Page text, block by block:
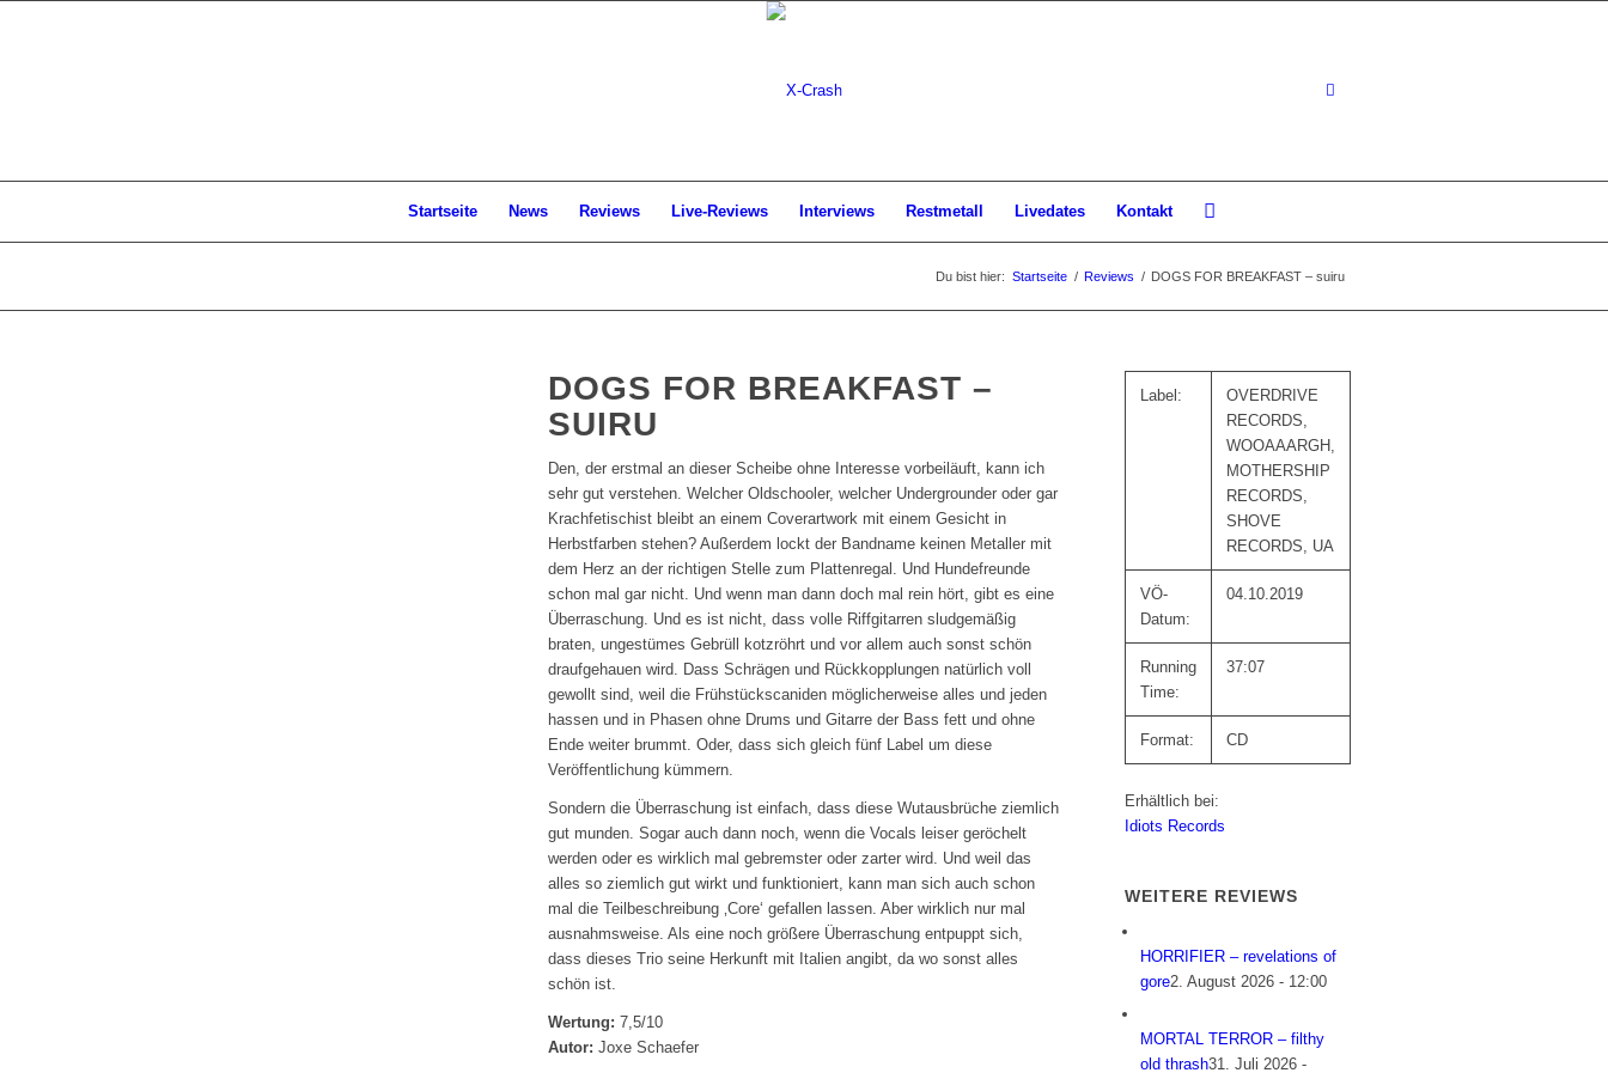
Startseite News Reviews Live-Reviews Interviews Restmetall Livedates Kontakt
Du bist hier: Startseite / Reviews / DOGS FOR BREAKFAST – suiru
DOGS FOR BREAKFAST –
SUIRU
Den, der erstmal an dieser Scheibe ohne Interesse vorbeiläuft, kann ich
sehr gut verstehen. Welcher Oldschooler, welcher Undergrounder oder gar
Krachfetischist bleibt an einem Coverartwork mit einem Gesicht in
Herbstfarben stehen? Außerdem lockt der Bandname keinen Metaller mit
dem Herz an der richtigen Stelle zum Plattenregal. Und Hundefreunde
schon mal gar nicht. Und wenn man dann doch mal rein hört, gibt es eine
Überraschung. Und es ist nicht, dass volle Riffgitarren sludgemäßig
braten, ungestümes Gebrüll kotzröhrt und vor allem auch sonst schön
draufgehauen wird. Dass Schrägen und Rückkopplungen natürlich voll
gewollt sind, weil die Frühstückscaniden möglicherweise alles und jeden
hassen und in Phasen ohne Drums und Gitarre der Bass fett und ohne
Ende weiter brummt. Oder, dass sich gleich fünf Label um diese
Veröffentlichung kümmern.
Sondern die Überraschung ist einfach, dass diese Wutausbrüche ziemlich
gut munden. Sogar auch dann noch, wenn die Vocals leiser geröchelt
werden oder es wirklich mal gebremster oder zarter wird. Und weil das
alles so ziemlich gut wirkt und funktioniert, kann man sich auch schon
mal die Teilbeschreibung ‚Core‘ gefallen lassen. Aber wirklich nur mal
ausnahmsweise. Als eine noch größere Überraschung entpuppt sich,
dass dieses Trio seine Herkunft mit Italien angibt, da wo sonst alles
schön ist.
Wertung: 7,5/10
Autor: Joxe Schaefer
Label:
OVERDRIVE
RECORDS,
WOOAAARGH,
MOTHERSHIP
RECORDS,
SHOVE
RECORDS, UA
VÖ-
Datum:
04.10.2019
Running
Time:
37:07
Format: CD
Erhältlich bei:
Idiots Records
WEITERE REVIEWS
HORRIFIER – revelations of
gore2. August 2026 - 12:00
MORTAL TERROR – filthy
old thrash31. Juli 2026 -